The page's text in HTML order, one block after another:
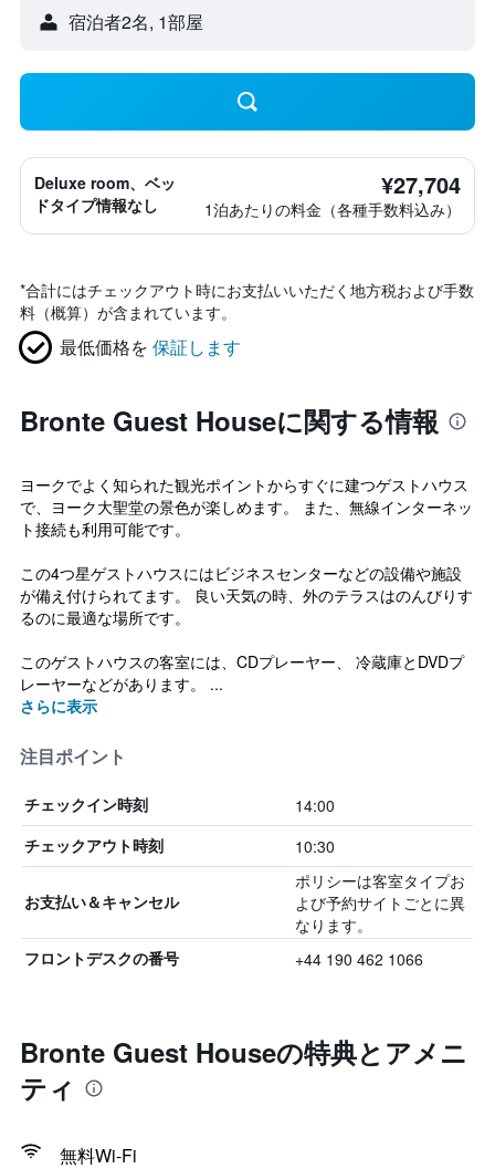
宿泊者2名, 1​部屋
Deluxe room、ベッ
ドタイプ情報なし
¥27,704
1泊あたりの料金（各種手数料込み）
*合計にはチェックアウト時にお支払いいただく地方税および手数
料（概算）が含まれています。
最低価格を 保証します
Bronte Guest Houseに関する情報
ヨークでよく知られた観光ポイントからすぐに建つゲストハウス
で、ヨーク大聖堂の景色が楽しめます。 また、無線インターネッ
ト接続も利用可能です。
この4つ星ゲストハウスにはビジネスセンターなどの設備や施設
が備え付けられてます。 良い天気の時、外のテラスはのんびりす
るのに最適な場所です。
このゲストハウスの客室には、CDプレーヤー、 冷蔵庫とDVDプ
レーヤーなどがあります。 ...
さらに表示
注目ポイント
チェックイン時刻 14:00
チェックアウト時刻 10:30
お支払い＆キャンセル
ポリシーは客室タイプお
よび予約サイトごとに異
なります。
フロントデスクの番号 +44 190 462 1066
Bronte Guest Houseの特典とアメニ
ティ
無料Wi-Fi